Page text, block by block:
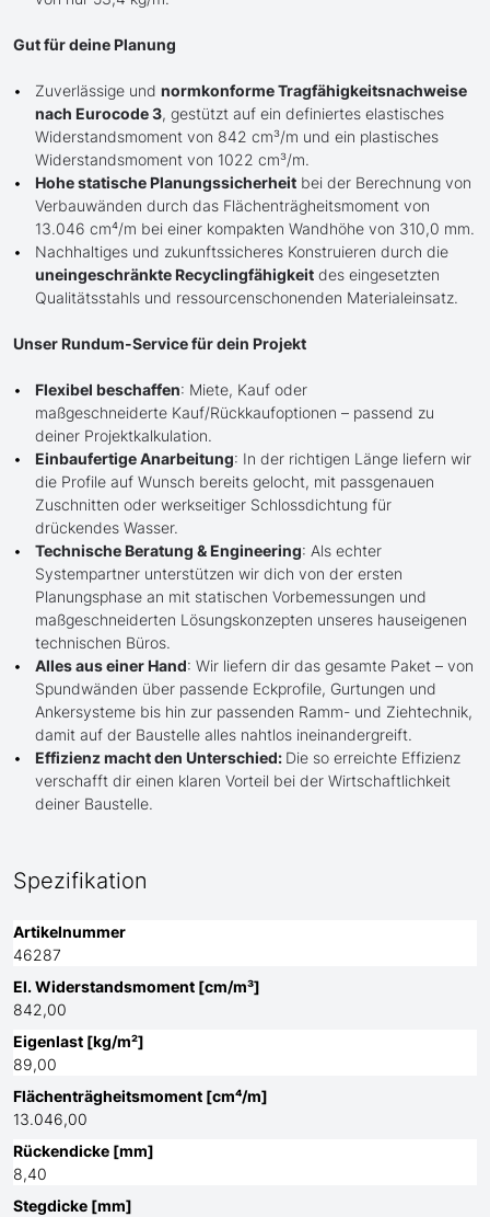
Gut für deine Planung
Zuverlässige und normkonforme Tragfähigkeitsnachweise
nach Eurocode 3, gestützt auf ein definiertes elastisches
Widerstandsmoment von 842 cm³/m und ein plastisches
Widerstandsmoment von 1022 cm³/m.
Hohe statische Planungssicherheit bei der Berechnung von
Verbauwänden durch das Flächenträgheitsmoment von
13.046 cm⁴/m bei einer kompakten Wandhöhe von 310,0 mm.
Nachhaltiges und zukunftssicheres Konstruieren durch die
uneingeschränkte Recyclingfähigkeit des eingesetzten
Qualitätsstahls und ressourcenschonenden Materialeinsatz.
Unser Rundum-Service für dein Projekt
Flexibel beschaffen: Miete, Kauf oder
maßgeschneiderte Kauf/Rückkaufoptionen – passend zu
deiner Projektkalkulation.
Einbaufertige Anarbeitung: In der richtigen Länge liefern wir
die Profile auf Wunsch bereits gelocht, mit passgenauen
Zuschnitten oder werkseitiger Schlossdichtung für
drückendes Wasser.
Technische Beratung & Engineering: Als echter
Systempartner unterstützen wir dich von der ersten
Planungsphase an mit statischen Vorbemessungen und
maßgeschneiderten Lösungskonzepten unseres hauseigenen
technischen Büros.
Alles aus einer Hand: Wir liefern dir das gesamte Paket – von
Spundwänden über passende Eckprofile, Gurtungen und
Ankersysteme bis hin zur passenden Ramm- und Ziehtechnik,
damit auf der Baustelle alles nahtlos ineinandergreift.
Effizienz macht den Unterschied: Die so erreichte Effizienz
verschafft dir einen klaren Vorteil bei der Wirtschaftlichkeit
deiner Baustelle.
Spezifikation
Artikelnummer
46287
El. Widerstandsmoment [cm/m³]
842,00
Eigenlast [kg/m²]
89,00
Flächenträgheitsmoment [cm⁴/m]
13.046,00
Rückendicke [mm]
8,40
Stegdicke [mm]